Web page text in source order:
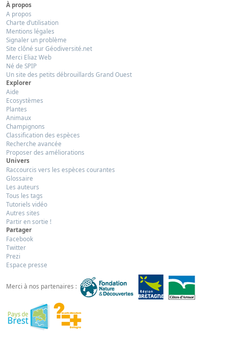
À propos
A propos
Charte d’utilisation
Mentions légales
Signaler un problème
Site clôné sur Géodiversité.net
Merci Eliaz Web
Né de SPIP
Un site des petits débrouillards Grand Ouest
Explorer
Aide
Ecosystèmes
Plantes
Animaux
Champignons
Classification des espèces
Recherche avancée
Proposer des améliorations
Univers
Raccourcis vers les espèces courantes
Glossaire
Les auteurs
Tous les tags
Tutoriels vidéo
Autres sites
Partir en sortie !
Partager
Facebook
Twitter
Prezi
Espace presse
Merci à nos partenaires :